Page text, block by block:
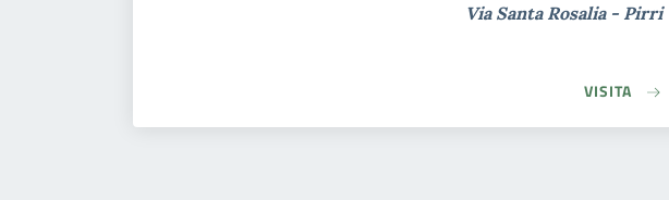
Via Santa Rosalia - Pirri
VISITA